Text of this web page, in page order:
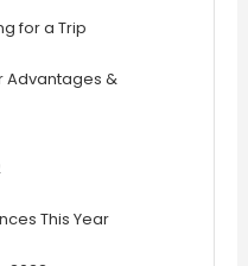
for a Trip
Advantages &
This Year